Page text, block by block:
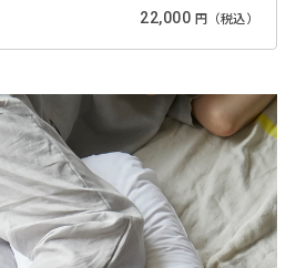
22,000 円（税込）